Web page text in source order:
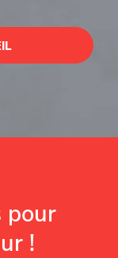
pour
!